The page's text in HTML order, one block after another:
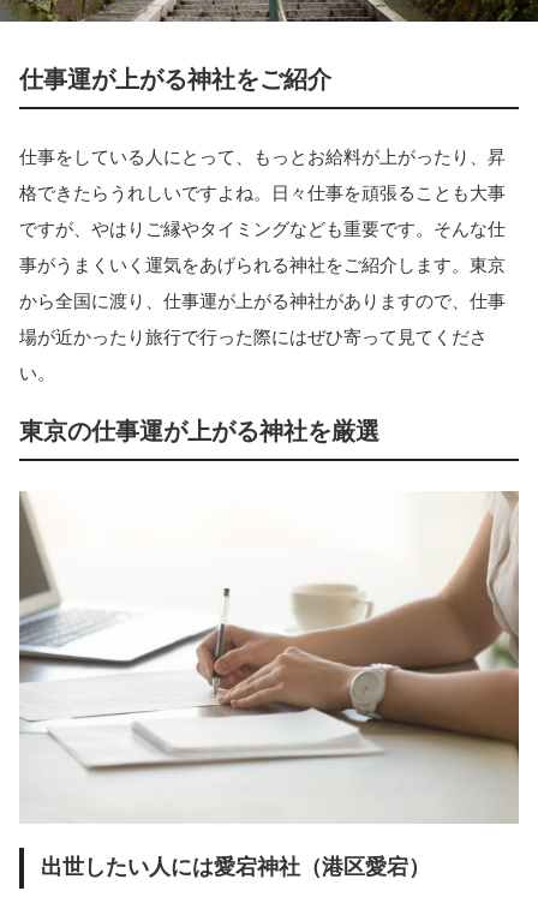
仕事運が上がる神社をご紹介
仕事をしている人にとって、もっとお給料が上がったり、昇
格できたらうれしいですよね。日々仕事を頑張ることも大事
ですが、やはりご縁やタイミングなども重要です。そんな仕
事がうまくいく運気をあげられる神社をご紹介します。東京
から全国に渡り、仕事運が上がる神社がありますので、仕事
場が近かったり旅行で行った際にはぜひ寄って見てくださ
い。
東京の仕事運が上がる神社を厳選
出世したい人には愛宕神社（港区愛宕）